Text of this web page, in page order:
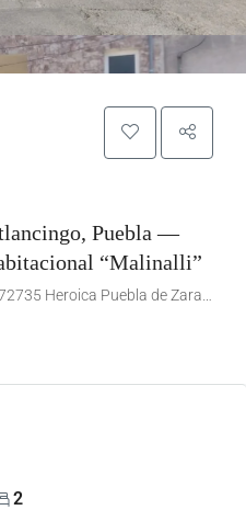
Puebla —
“Malinalli”
Heroica Puebla de Zaragoza, Pue.
2